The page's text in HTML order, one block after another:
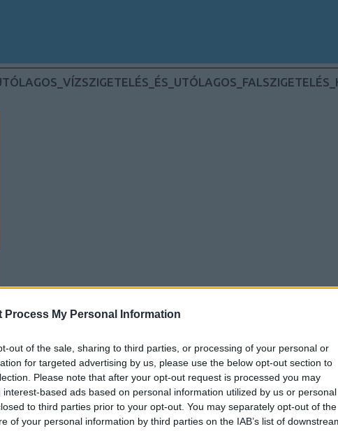
Process My Personal Information
out of the sale, sharing to third parties, or processing of your personal or
for targeted advertising by us, please use the below opt-out section to
Please note that after your opt-out request is processed you may
interest-based ads based on personal information utilized by us or personal
to third parties prior to your opt-out. You may separately opt-out of the
of your personal information by third parties on the IAB’s list of
GARÁZS TAKARÍTÁS, NEW BALANCE,
TOP 5